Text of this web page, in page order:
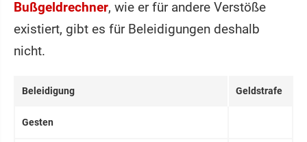
Bußgeldrechner, wie er für andere Verstöße
existiert, gibt es für Beleidigungen deshalb
nicht.
Beleidigung Geldstrafe
Gesten